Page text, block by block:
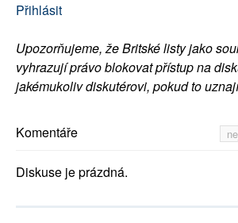
Přihlásit
Upozorňujeme, že Britské listy jako
vyhrazují právo blokovat přístup na
jakémukoliv diskutérovi, pokud to
Komentáře
Diskuse je prázdná.